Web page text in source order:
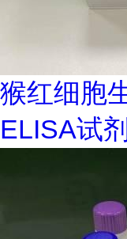
猴红细胞
ELISA试